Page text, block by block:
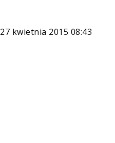
27 kwietnia 2015 08:43